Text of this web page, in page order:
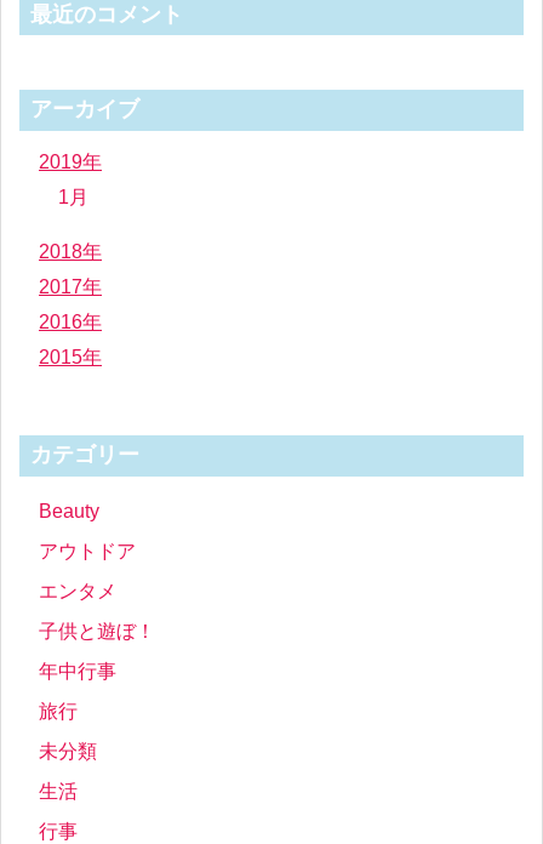
最近のコメント
アーカイブ
2019年
1月
2018年
2017年
2016年
2015年
カテゴリー
Beauty
アウトドア
エンタメ
子供と遊ぼ！
年中行事
旅行
未分類
生活
行事